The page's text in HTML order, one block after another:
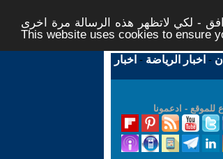
- لكي لاتظهر هذه الرسالة مرة اخرى -
This website uses cookies to ensure
- اخبار الرياضة - اخبار
للموقع - ادعمونا